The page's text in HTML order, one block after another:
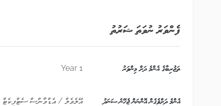
ފެންވަރު ނުވަތަ ޝަރުތު
ތަޖުރިބާގެ އެންމެ ދަށް މިންވަރު 1 Year
އެންމެ ދަށްވެގެން އޮންނަން ޖެހޭނެ ސަނަދު އޭލެވެލް / އެޑްވާންސް ސެޓްފިކެޓް